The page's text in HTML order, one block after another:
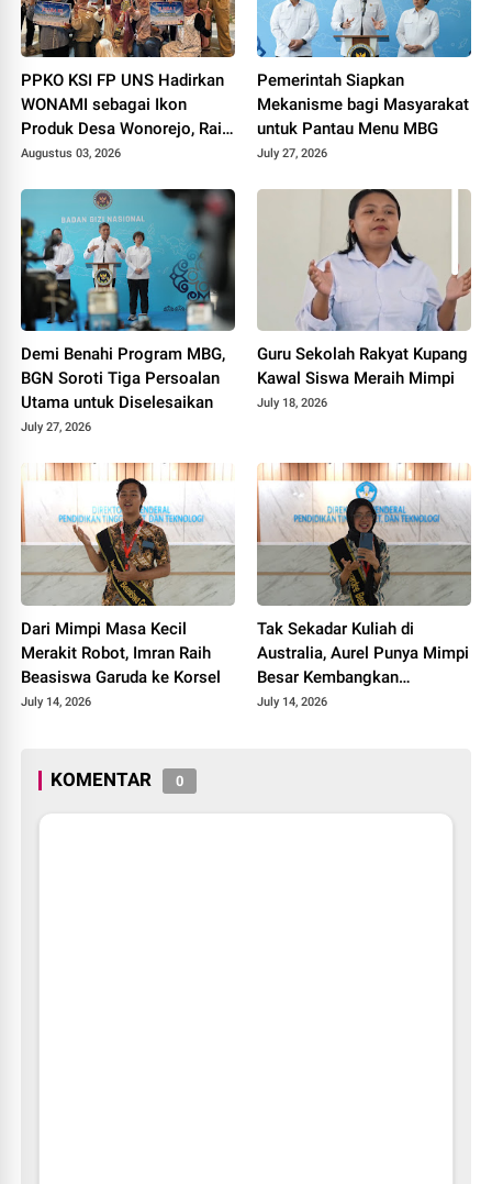
PPKO KSI FP UNS Hadirkan
WONAMI sebagai Ikon
Produk Desa Wonorejo, Raih
Tiga Penghargaan di
Augustus 03, 2026
Pemerintah Siapkan
Mekanisme bagi Masyarakat
untuk Pantau Menu MBG
July 27, 2026
Demi Benahi Program MBG,
BGN Soroti Tiga Persoalan
Utama untuk Diselesaikan
July 27, 2026
Guru Sekolah Rakyat Kupang
Kawal Siswa Meraih Mimpi
July 18, 2026
Dari Mimpi Masa Kecil
Merakit Robot, Imran Raih
Beasiswa Garuda ke Korsel
July 14, 2026
Tak Sekadar Kuliah di
Australia, Aurel Punya Mimpi
Besar Kembangkan
Pengobatan Kanker untuk
July 14, 2026
KOMENTAR 0